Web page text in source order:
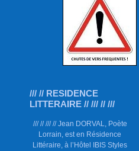
/// // RESIDENCE
LITTERAIRE // /// // ///
/// // /// // Jean DORVAL, Poète
Lorrain, est en Résidence
Littéraire, à l’Hôtel IBIS Styles